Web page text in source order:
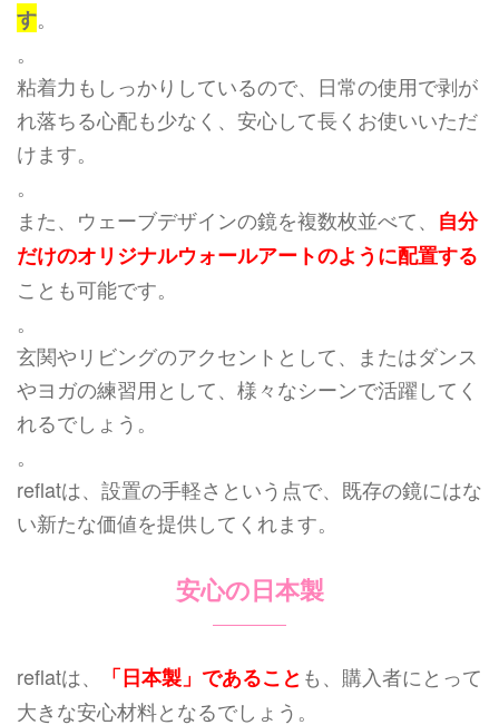
す。
。
粘着力もしっかりしているので、日常の使用で剥が
れ落ちる心配も少なく、安心して長くお使いいただ
けます。
。
また、ウェーブデザインの鏡を複数枚並べて、 自分
だけのオリジナルウォールアートのように配置する
ことも可能です。
。
玄関やリビングのアクセントとして、またはダンス
やヨガの練習用として、様々なシーンで活躍してく
れるでしょう。
。
reflatは、設置の手軽さという点で、既存の鏡にはな
い新たな価値を提供してくれます。
安心の日本製
reflatは、 「日本製」であること も、購入者にとって
大きな安心材料となるでしょう。